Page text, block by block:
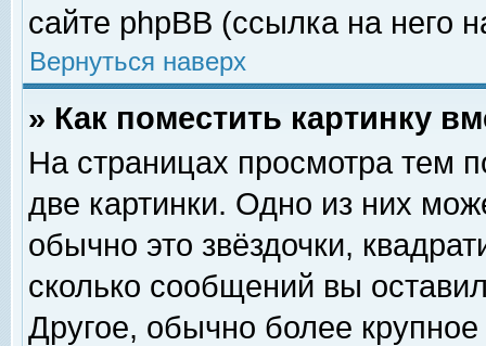
сайте phpBB (ссылка на него
Вернуться наверх
» Как поместить картинку
На страницах просмотра тем
две картинки. Одно из них
обычно это звёздочки,
сколько сообщений вы
Другое, обычно более